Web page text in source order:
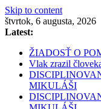
Skip to content
štvrtok, 6 augusta, 2026
Latest:
ŽIADOSŤ O
Vlak zrazil
MIKULÁŠI